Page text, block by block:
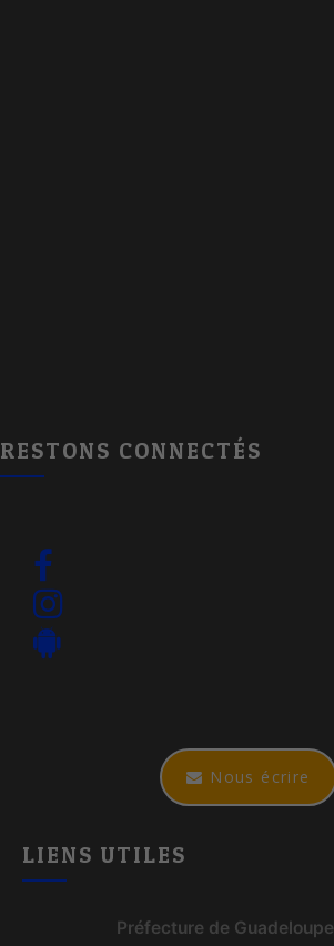
RESTONS CONNECTÉS
Nous écrire
LIENS UTILES
Préfecture de Guadeloupe